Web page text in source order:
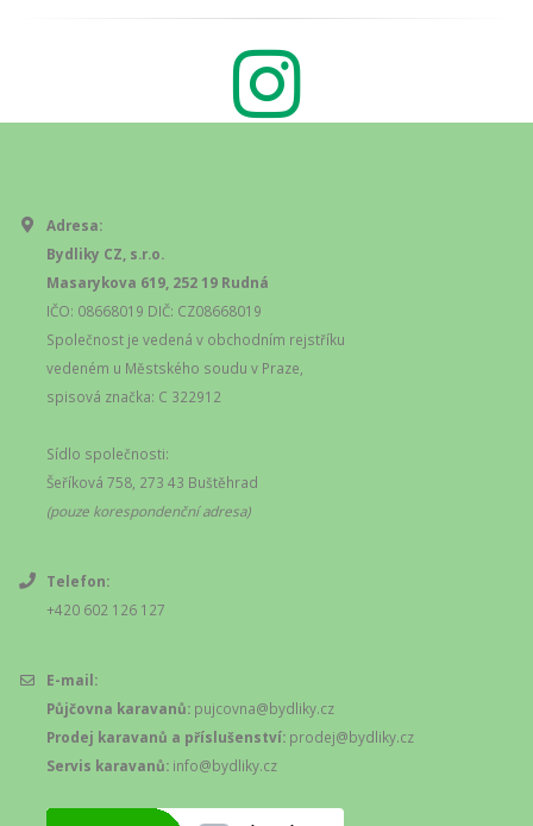
Adresa:
Bydliky CZ, s.r.o.
Masarykova 619, 252 19 Rudná
IČO: 08668019 DIČ: CZ08668019
Společnost je vedená v obchodním rejstříku
vedeném u Městského soudu v Praze,
spisová značka: C 322912
Sídlo společnosti:
Šeříková 758, 273 43 Buštěhrad
(pouze korespondenční adresa)
Telefon:
+420 602 126 127
E-mail:
Půjčovna karavanů: pujcovna@bydliky.cz
Prodej karavanů a příslušenství: prodej@bydliky.cz
Servis karavanů: info@bydliky.cz